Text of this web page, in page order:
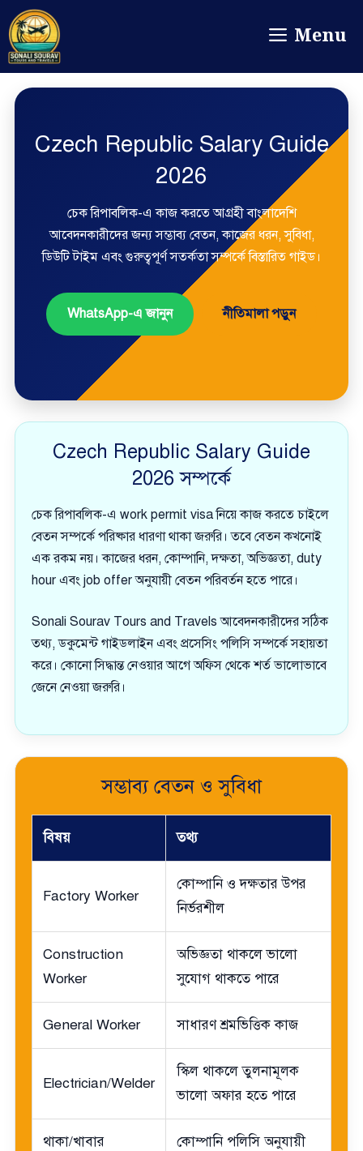
Menu
Czech Republic Salary Guide
2026
চেক রিপাবলিক-এ কাজ করতে আগ্রহী বাংলাদেশি
আবেদনকারীদের জন্য সম্ভাব্য বেতন, কাজের ধরন, সুবিধা,
ডিউটি টাইম এবং গুরুত্বপূর্ণ সতর্কতা সম্পর্কে বিস্তারিত গাইড।
WhatsApp-এ জানুন নীতিমালা পড়ুন
Czech Republic Salary Guide
2026 সম্পর্কে
চেক রিপাবলিক-এ work permit visa নিয়ে কাজ করতে চাইলে
বেতন সম্পর্কে পরিষ্কার ধারণা থাকা জরুরি। তবে বেতন কখনোই
এক রকম নয়। কাজের ধরন, কোম্পানি, দক্ষতা, অভিজ্ঞতা, duty
hour এবং job offer অনুযায়ী বেতন পরিবর্তন হতে পারে।
Sonali Sourav Tours and Travels আবেদনকারীদের সঠিক
তথ্য, ডকুমেন্ট গাইডলাইন এবং প্রসেসিং পলিসি সম্পর্কে সহায়তা
করে। কোনো সিদ্ধান্ত নেওয়ার আগে অফিস থেকে শর্ত ভালোভাবে
জেনে নেওয়া জরুরি।
সম্ভাব্য বেতন ও সুবিধা
বিষয় তথ্য
Factory Worker
কোম্পানি ও দক্ষতার উপর
নির্ভরশীল
Construction
Worker
অভিজ্ঞতা থাকলে ভালো
সুযোগ থাকতে পারে
General Worker সাধারণ শ্রমভিত্তিক কাজ
Electrician/Welder
স্কিল থাকলে তুলনামূলক
ভালো অফার হতে পারে
থাকা/খাবার কোম্পানি পলিসি অনুযায়ী